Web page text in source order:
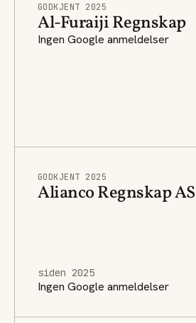
GODKJENT 2025
Al-Furaiji Regnskap
Ingen Google anmeldelser
GODKJENT 2025
Alianco Regnskap AS
siden 2025
Ingen Google anmeldelser